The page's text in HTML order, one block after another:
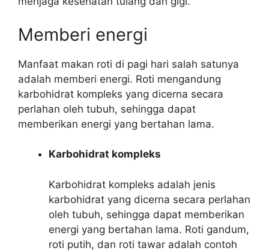
Memberi energi
Manfaat makan roti di pagi hari salah satunya
adalah memberi energi. Roti mengandung
karbohidrat kompleks yang dicerna secara
perlahan oleh tubuh, sehingga dapat
memberikan energi yang bertahan lama.
Karbohidrat kompleks
Karbohidrat kompleks adalah jenis
karbohidrat yang dicerna secara perlahan
oleh tubuh, sehingga dapat memberikan
energi yang bertahan lama. Roti gandum,
roti putih, dan roti tawar adalah contoh